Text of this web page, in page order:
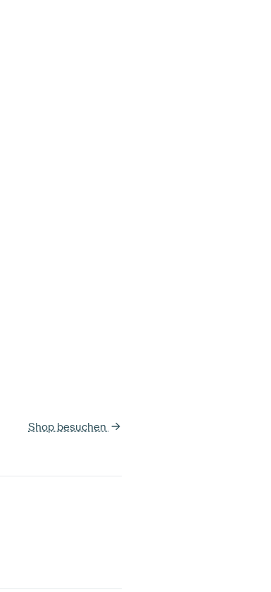
Shop besuchen